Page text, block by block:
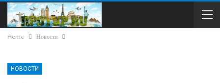
Home Новости
НОВОСТИ